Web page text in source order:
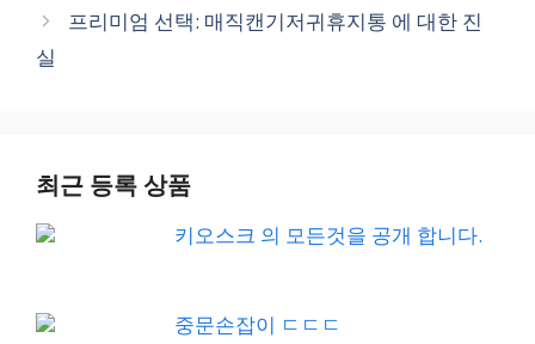
프리미엄 선택: 매직캔기저귀휴지통 에 대한 진
실
최근 등록 상품
키오스크 의 모든것을 공개 합니다.
중문손잡이 ㄷㄷㄷ